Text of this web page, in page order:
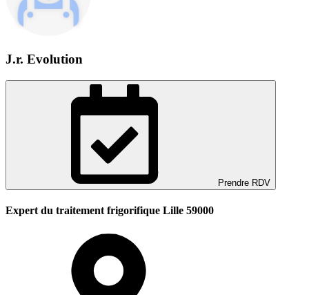
J.r. Evolution
Prendre RDV
Expert du traitement frigorifique Lille 59000